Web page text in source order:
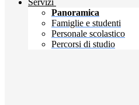
Servizi
Panoramica
Famiglie e studenti
Personale scolastico
Percorsi di studio